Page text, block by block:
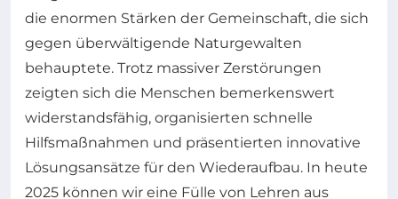
die enormen Stärken der Gemeinschaft, die sich
gegen überwältigende Naturgewalten
behauptete. Trotz massiver Zerstörungen
zeigten sich die Menschen bemerkenswert
widerstandsfähig, organisierten schnelle
Hilfsmaßnahmen und präsentierten innovative
Lösungsansätze für den Wiederaufbau. In heute
2025 können wir eine Fülle von Lehren aus